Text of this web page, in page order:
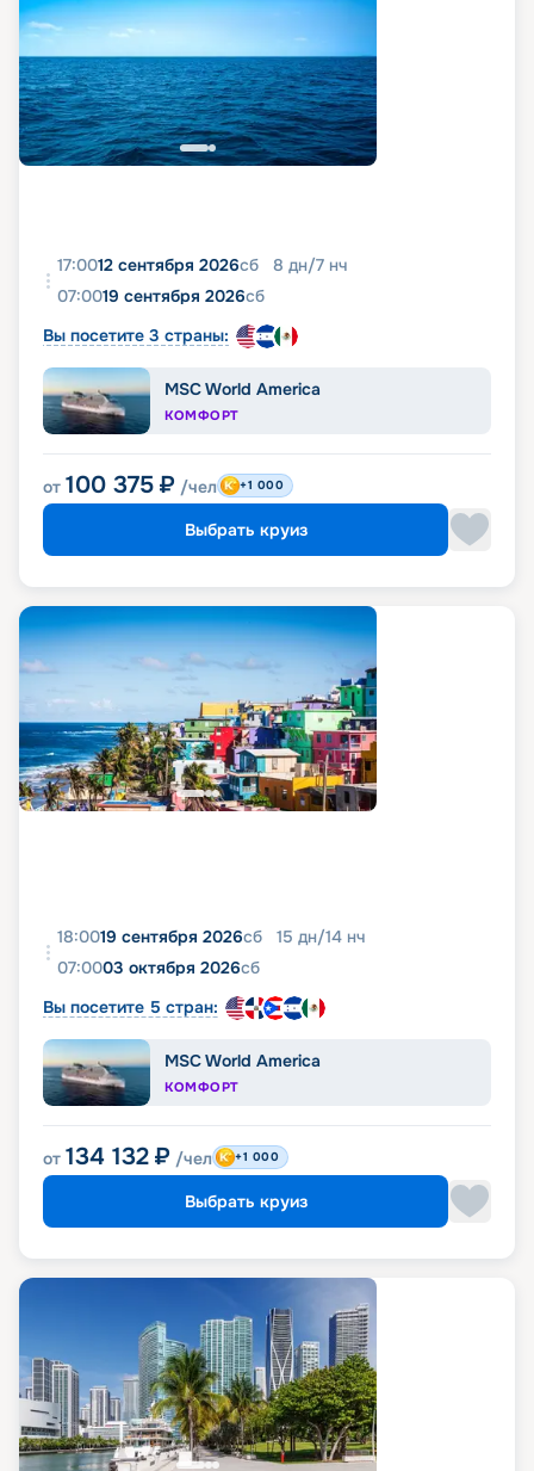
17:0012 сентября 2026сб 8 дн/7 нч
07:0019 сентября 2026сб
Вы посетите 3 страны:
MSC World America
КОМФОРТ
от 100 375 ₽ /чел +1 000
Выбрать круиз
18:0019 сентября 2026сб 15 дн/14 нч
07:0003 октября 2026сб
Вы посетите 5 стран:
MSC World America
КОМФОРТ
от 134 132 ₽ /чел +1 000
Выбрать круиз